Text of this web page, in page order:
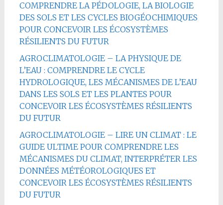
COMPRENDRE LA PÉDOLOGIE, LA BIOLOGIE
DES SOLS ET LES CYCLES BIOGÉOCHIMIQUES
POUR CONCEVOIR LES ÉCOSYSTÈMES
RÉSILIENTS DU FUTUR
AGROCLIMATOLOGIE – LA PHYSIQUE DE
L’EAU : COMPRENDRE LE CYCLE
HYDROLOGIQUE, LES MÉCANISMES DE L’EAU
DANS LES SOLS ET LES PLANTES POUR
CONCEVOIR LES ÉCOSYSTÈMES RÉSILIENTS
DU FUTUR
AGROCLIMATOLOGIE – LIRE UN CLIMAT : LE
GUIDE ULTIME POUR COMPRENDRE LES
MÉCANISMES DU CLIMAT, INTERPRÉTER LES
DONNÉES MÉTÉOROLOGIQUES ET
CONCEVOIR LES ÉCOSYSTÈMES RÉSILIENTS
DU FUTUR